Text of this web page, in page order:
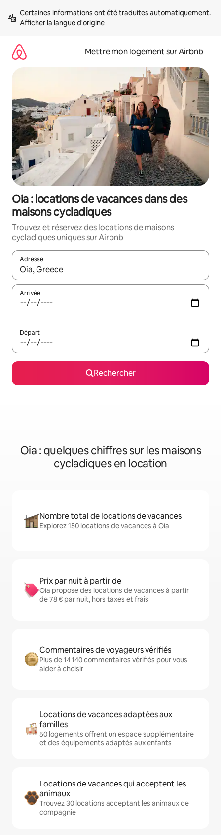
directement
Afficher la langue d'origine
Mettre mon logement sur Airbnb
Oia : locations de vacances dans des
maisons cycladiques
Trouvez et réservez des locations de maisons
cycladiques uniques sur Airbnb
Adresse
Lorsque les résultats s'affichent, utilisez les flèches vers le
Arrivée
Départ
Rechercher
Oia : quelques chiffres sur les maisons
cycladiques en location
Nombre total de locations de vacances
Explorez 150 locations de vacances à Oia
Prix par nuit à partir de
Oia propose des locations de vacances à partir
de 78 € par nuit, hors taxes et frais
Commentaires de voyageurs vérifiés
Plus de 14 140 commentaires vérifiés pour vous
aider à choisir
Locations de vacances adaptées aux
familles
50 logements offrent un espace supplémentaire
et des équipements adaptés aux enfants
Locations de vacances qui acceptent les
animaux
Trouvez 30 locations acceptant les animaux de
compagnie